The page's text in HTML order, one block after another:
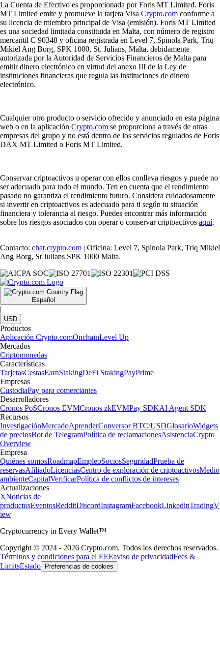
La Cuenta de Efectivo es proporcionada por Foris MT Limited. Foris
MT Limited emite y promueve la tarjeta Visa Crypto.com conforme a
su licencia de miembro principal de Visa (emisión). Foris MT Limited
es una sociedad limitada constituida en Malta, con número de registro
mercantil C 90348 y oficina registrada en Level 7, Spinola Park, Triq
Mikiel Ang Borg, SPK 1000, St. Julians, Malta, debidamente
autorizada por la Autoridad de Servicios Financieros de Malta para
emitir dinero electrónico en virtud del anexo III de la Ley de
instituciones financieras que regula las instituciones de dinero
electrónico.
Cualquier otro producto o servicio ofrecido y anunciado en esta página
web o en la aplicación Crypto.com se proporciona a través de otras
empresas del grupo y no está dentro de los servicios regulados de Foris
DAX MT Limited o Foris MT Limited.
Conservar criptoactivos u operar con ellos conlleva riesgos y puede no
ser adecuado para todo el mundo. Ten en cuenta que el rendimiento
pasado no garantiza el rendimiento futuro. Considera cuidadosamente
si invertir en criptoactivos es adecuado para ti según tu situación
financiera y tolerancia al riesgo. Puedes encontrar más información
sobre los riesgos asociados con operar o conservar criptoactivos aquí.
Contacto: chat.crypto.com | Oficina: Level 7, Spinola Park, Triq Mikiel
Ang Borg, St Julians SPK 1000 Malta.
Español
|
USD
Productos
Aplicación Crypto.comOnchainLevel Up
Mercados
Criptomonedas
Características
TarjetasCestasEarnStakingDeFi StakingPayPrime
Empresas
CustodiaPay para comerciantes
Desarrolladores
Cronos PoSCronos EVMCronos zkEVMPay SDKAI Agent SDK
Recursos
InvestigaciónMercadoAprenderConversor BTC/USDGlosarioWidgets
de preciosBot de TelegramPolítica de reclamacionesAsistenciaCrypto
Overview
Empresa
Quiénes somosRoadmapEmpleoSociosSeguridadPrueba de
reservasAfiliadoLicenciasCentro de exploración de criptoactivosMedio
ambienteCapitalVerificarPolítica de conflictos de intereses
Actualizaciones
XNoticias de
productosEventosRedditDiscordInstagramFacebookLinkedinTradingV
iew
Cryptocurrency in Every Wallet™
Copyright © 2024 - 2026 Crypto.com. Todos los derechos reservados.
Términos y condiciones para el EEEaviso de privacidadFees &
LimitsEstado Preferencias de cookies